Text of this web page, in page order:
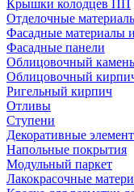
Крышки колодцев ПП
Отделочные
Фасадные материалы
Фасадные панели
Облицовочный камень
Облицовочный
Ригельный кирпич
Отливы
Ступени
Декоративные
Напольные покрытия
Модульный паркет
Лакокрасочные